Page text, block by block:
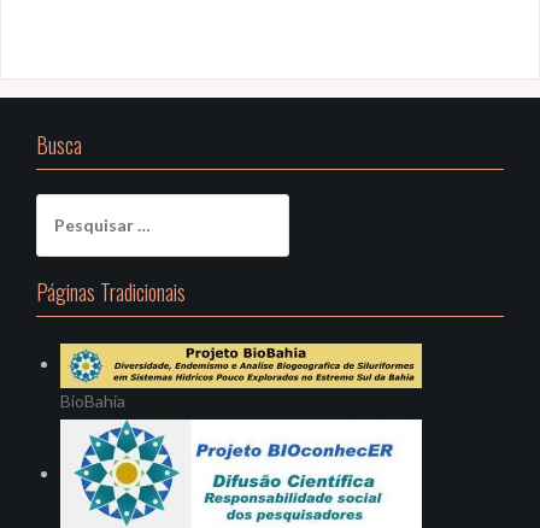
Busca
por:
Páginas Tradicionais
BioBahia